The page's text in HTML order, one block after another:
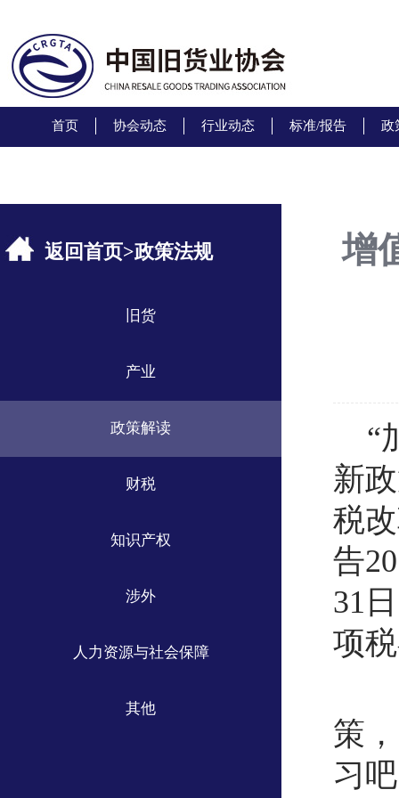
首页 协会动态 行业动态 标准/报告 政
返回首页>政策法规
旧货
产业
政策解读
财税
知识产权
涉外
人力资源与社会保障
其他
增
“
新
税
告
31
项
策
习